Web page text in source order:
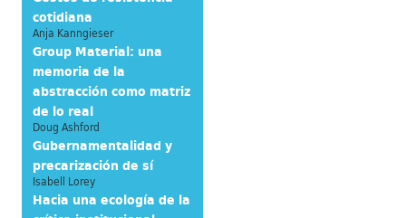
cotidiana
Anja Kanngieser
Group Material: una
memoria de la
abstracción como matriz
de lo real
Doug Ashford
Gubernamentalidad y
precarización de sí
Isabell Lorey
Hacia una ecología de la